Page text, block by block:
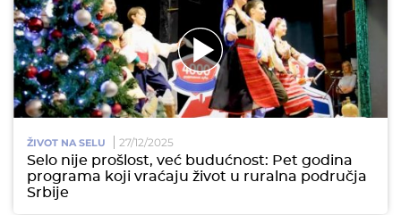
ŽIVOT NA SELU 27/12/2025
Selo nije prošlost, već budućnost: Pet godina
programa koji vraćaju život u ruralna područja
Srbije